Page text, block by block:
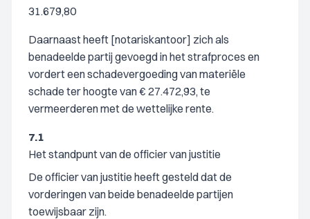
31.679,80
Daarnaast heeft [notariskantoor] zich als
benadeelde partij gevoegd in het strafproces en
vordert een schadevergoeding van materiële
schade ter hoogte van € 27.472,93, te
vermeerderen met de wettelijke rente.
7.1
Het standpunt van de officier van justitie
De officier van justitie heeft gesteld dat de
vorderingen van beide benadeelde partijen
toewijsbaar zijn.